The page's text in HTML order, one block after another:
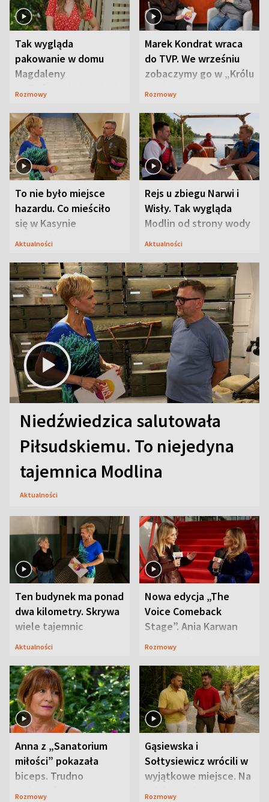
Tak wygląda
pakowanie w domu
Magdaleny
Waligórskiej-Lisieckiej.
Rozmowy
Marek Kondrat wraca
do TVP. We wrześniu
zobaczymy go w „Królu
Maciusiu I”
Rozmowy
To nie było miejsce
hazardu. Co mieściło
się w Kasynie
Oficerskim?
Aktualności
Rejs u zbiegu Narwi i
Wisły. Tak wygląda
Modlin od strony wody
Aktualności
Niedźwiedzica salutowała
Piłsudskiemu. To niejedyna
tajemnica Modlina
Aktualności
Ten budynek ma ponad
dwa kilometry. Skrywa
wiele tajemnic
Aktualności
Nowa edycja „The
Voice Comeback
Stage”. Ania Karwan
zapowiada
Rozmowy
Anna z „Sanatorium
miłości” pokazała
biceps. Trudno
uwierzyć, co przeszła
Rozmowy
Gąsiewska i
Sołtysiewicz wrócili w
wyjątkowe miejsce. Na
szlaku czekał
Rozmowy